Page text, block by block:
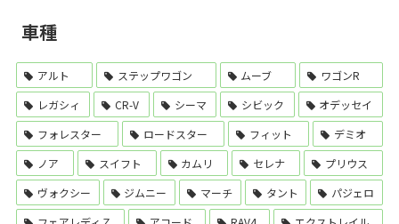
車種
アルト ステップワゴン ムーブ
ワゴンR
レガシィ
CR-V シーマ シビック
オデッセイ
フォレスター
ロードスター フィット
デミオ
ノア
スイフト カムリ セレナ
プリウス
ヴォクシー
ジムニー マーチ タント
パジェロ